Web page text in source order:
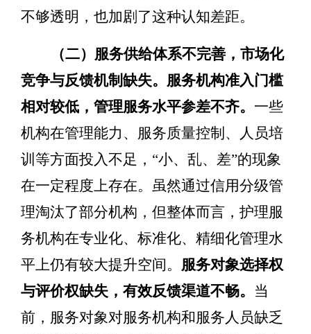
不够透明，也加剧了这种认知差距。
（二）服务供给体系不完善，市场化
竞争与反馈机制缺失。 服务机构准入门槛
相对较低，管理服务水平参差不齐。 一些
机构在管理能力、服务质量控制、人员培
训等方面投入不足， “小、乱、差”的现象
在一定程度上存在。虽然通过信用分级管
理淘汰了部分机构，但整体而言 ，护理服
务机构在专业化、标准化、精细化管理水
平上仍有较大提升空间。 服务对象选择权
与评价权缺失，有效反馈渠道不畅。 当
前，服务对象对服务机构和服务人员缺乏